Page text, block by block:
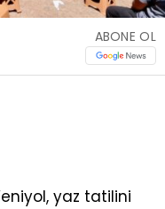
ABONE OL
yaz tatilini